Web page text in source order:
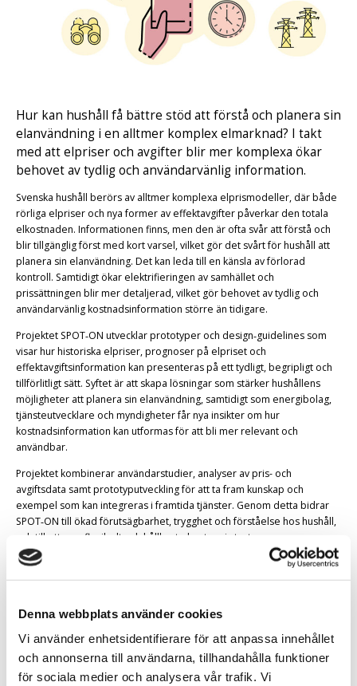
Denna webbplats använder cookies
Vi använder enhetsidentifierare för att anpassa innehållet
och annonserna till användarna, tillhandahålla funktioner
för sociala medier och analysera vår trafik. Vi
Hur kan hushåll få bättre stöd att förstå och planera sin
elanvändning i en alltmer komplex elmarknad? I takt
med att elpriser och avgifter blir mer komplexa ökar
behovet av tydlig och användarvänlig information.
Svenska hushåll berörs av alltmer komplexa elprismodeller, där både
rörliga elpriser och nya former av effektavgifter påverkar den totala
elkostnaden. Informationen finns, men den är ofta svår att förstå och
blir tillgänglig först med kort varsel, vilket gör det svårt för hushåll att
planera sin elanvändning. Det kan leda till en känsla av förlorad
kontroll. Samtidigt ökar elektrifieringen av samhället och
prissättningen blir mer detaljerad, vilket gör behovet av tydlig och
användarvänlig kostnadsinformation större än tidigare.
Projektet SPOT‑ON utvecklar prototyper och design‑guidelines som
visar hur historiska elpriser, prognoser på elpriset och
effektavgiftsinformation kan presenteras på ett tydligt, begripligt och
tillförlitligt sätt. Syftet är att skapa lösningar som stärker hushållens
möjligheter att planera sin elanvändning, samtidigt som energibolag,
tjänsteutvecklare och myndigheter får nya insikter om hur
kostnadsinformation kan utformas för att bli mer relevant och
användbar.
Projektet kombinerar användarstudier, analyser av pris- och
avgiftsdata samt prototyputveckling för att ta fram kunskap och
exempel som kan integreras i framtida tjänster. Genom detta bidrar
SPOT‑ON till ökad förutsägbarhet, trygghet och förståelse hos hushåll,
och till ett mer flexibelt och hållbart elsystem i stort.
Mål
Målet är att ge energibolag, tjänsteutvecklare och rådgivande aktörer
riktlinjer och insikter som kan stödja utvecklingen av framtida digitala
tjänster för elkostnadsinformation. Dessa riktlinjer tas fram i form av
design‑guidelines som bygger direkt på de prototyper som utvecklas i
projektet.